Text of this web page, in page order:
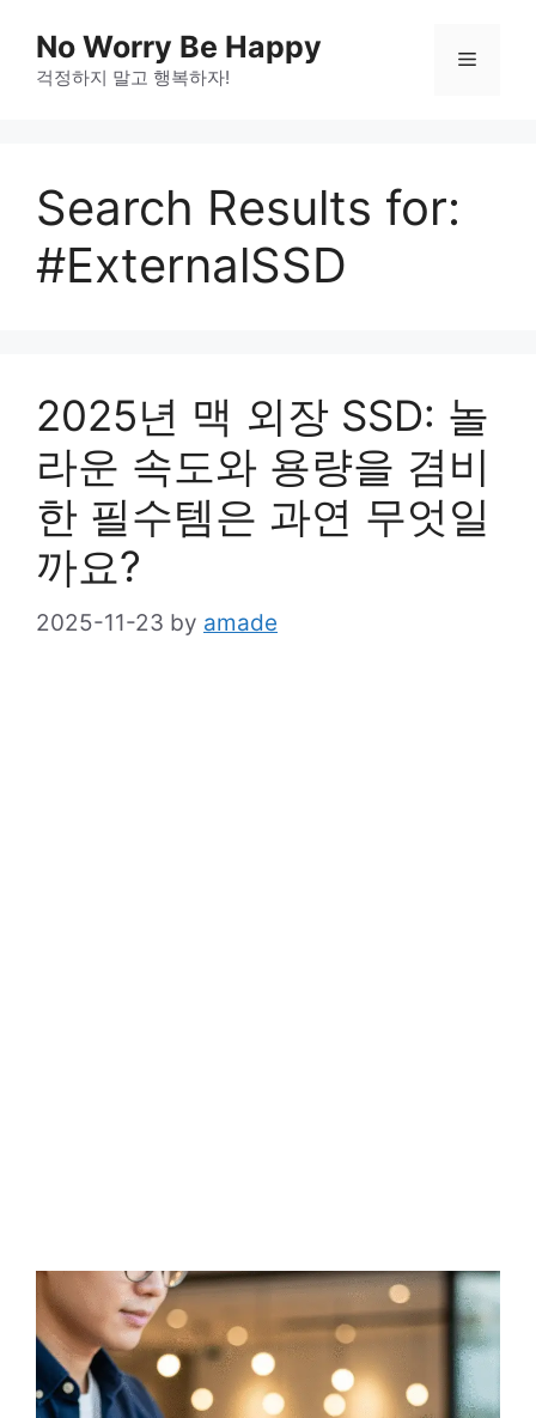
content
No Worry Be Happy
걱정하지 말고 행복하자!
Menu
Search Results for:
#ExternalSSD
2025년 맥 외장 SSD: 놀
라운 속도와 용량을 겸비
한 필수템은 과연 무엇일
까요?
2025-11-23 by amade